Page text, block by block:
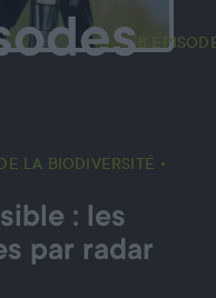
8
LA BIODIVERSITÉ •
: les
par radar